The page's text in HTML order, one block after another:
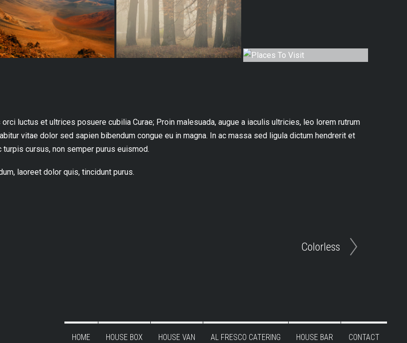
HOME HOUSE BOX HOUSE VAN AL FRESCO CATERING HOUSE BAR CONTACT
luctus et ultrices posuere cubilia Curae; Proin malesuada, augue a iaculis ultricies, leo lorem rutrum
vitae dolor sed sapien bibendum congue eu in magna. In ac massa sed ligula dictum hendrerit et
cursus, non semper purus euismod.
laoreet dolor quis, tincidunt purus.
Colorless